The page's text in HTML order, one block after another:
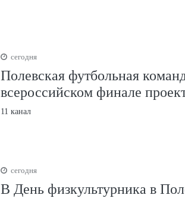
сегодня
Полевская футбольная
всероссийском финале
11 канал
сегодня
В День физкультурника в